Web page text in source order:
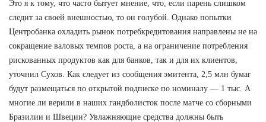
Это я к тому, что часто бытует мнение, что, если парень слишком
следит за своей внешностью, то он голубой. Однако попытки
Центробанка охладить рынок потребкредитования направлены не на
сокращение валовых темпов роста, а на ограничение потребления
рискованных продуктов как для банков, так и для их клиентов,
уточнил Сухов. Как следует из сообщения эмитента, 2,5 млн бумаг
будут размещаться по открытой подписке по номиналу — 1 тыс. А
многие ли верили в наших гандболисток после матче со сборными
Бразилии и Швеции? Увлажняющие средства должны быть